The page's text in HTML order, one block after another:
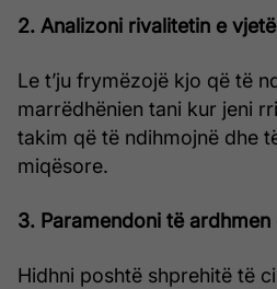
2. Analizoni rivalitetin e
Le t’ju frymëzojë kjo që të
marrëdhënien tani kur jeni
takim që të ndihmojnë dhe
miqësore.
3. Paramendoni të ardhmen
Hidhni poshtë shprehitë të